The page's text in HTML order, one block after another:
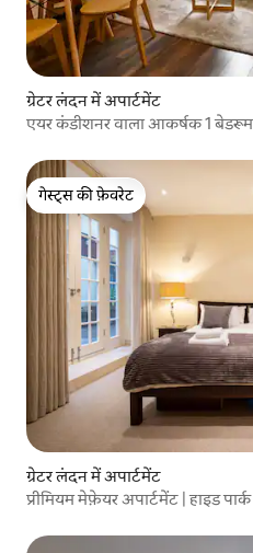
ग्रेटर लंदन में अपार्टमेंट
एयर कंडीशनर वाला आकर्षक 1 बेडरूम
गेस्ट्स की फ़ेवरेट
गेस्ट्स की फ़ेवरेट
ग्रेटर लंदन में अपार्टमेंट
प्रीमियम मेफ़ेयर अपार्टमेंट | हाइड